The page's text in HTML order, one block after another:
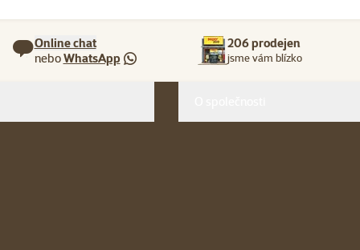
Online chat
neboWhatsApp
206 prodejen
jsme vám blízko